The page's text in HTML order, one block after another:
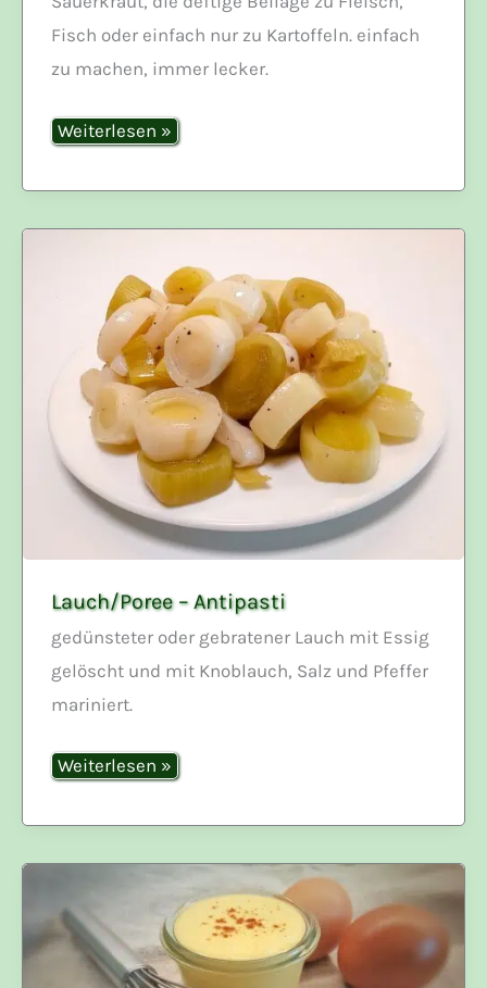
Fisch oder einfach nur zu Kartoffeln. einfach
zu machen, immer lecker.
Sauerkraut
Weiterlesen »
Lauch/Poree – Antipasti
gedünsteter oder gebratener Lauch mit Essig
gelöscht und mit Knoblauch, Salz und Pfeffer
mariniert.
Lauch/Poree
–
Weiterlesen »